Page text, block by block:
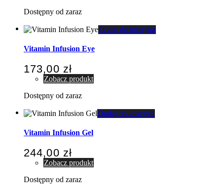
Dostępny od zaraz
Dodaj do koszyka
Vitamin Infusion Eye
173,00 zł
Zobacz produkt
Dostępny od zaraz
Dodaj do koszyka
Vitamin Infusion Gel
244,00 zł
Zobacz produkt
Dostępny od zaraz